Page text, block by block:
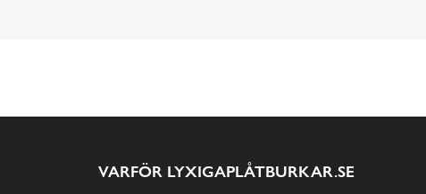
VARFÖR LYXIGAPLÅTBURKAR.SE